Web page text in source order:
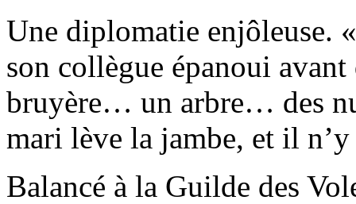
Une diplomatie enjôleuse.
son collègue épanoui
bruyère… un arbre… des
mari lève la jambe, et il
Balancé à la Guilde des